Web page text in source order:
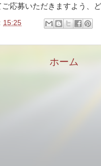
応募いただきますよう、
15:25
ホーム